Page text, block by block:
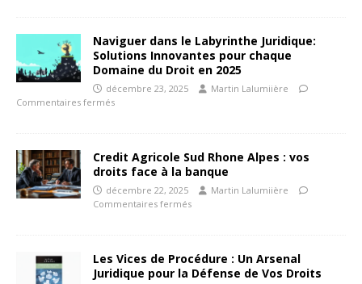
Naviguer dans le Labyrinthe Juridique:
Solutions Innovantes pour chaque
Domaine du Droit en 2025
décembre 23, 2025
Martin Lalumiière
Commentaires fermés
Credit Agricole Sud Rhone Alpes : vos
droits face à la banque
décembre 22, 2025
Martin Lalumiière
Commentaires fermés
Les Vices de Procédure : Un Arsenal
Juridique pour la Défense de Vos Droits